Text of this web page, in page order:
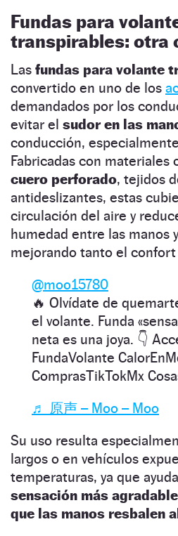
Fundas para
transpirables: otra
Las fundas para volante
convertido en uno de los
demandados por los
evitar el sudor en las
conducción,
Fabricadas con materiales
cuero perforado, tejidos
antideslizantes, estas
circulación del aire y
humedad entre las manos
mejorando tanto el
@moo15780
🔥 Olvídate de
el volante. Funda
neta es una joya. 👇
FundaVolante
ComprasTikTokMx
♬ 原声 – Moo – Moo
Su uso resulta
largos o en vehículos
temperaturas, ya que
sensación más
que las manos resbalen